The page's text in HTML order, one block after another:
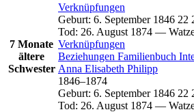
7 Monate
ältere
Schwester
Verknüpfungen
Geburt: 6. September 1846 22
Tod: 26. August 1874 —
Verknüpfungen
Beziehungen Familienbuch
Anna Elisabeth Philipp
1846–1874
Geburt: 6. September 1846 22
Tod: 26. August 1874 —